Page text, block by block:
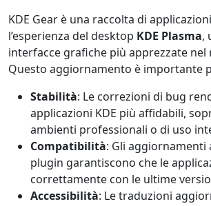
KDE Gear è una raccolta di
l’esperienza del desktop KDE Plasma,
interfacce grafiche più apprezzate nel
Questo aggiornamento è importante
Stabilità: Le correzioni di bug
applicazioni KDE più affidabili,
ambienti professionali o di uso
Compatibilità: Gli aggiornamenti
plugin garantiscono che le
correttamente con le ultime
Accessibilità: Le traduzioni